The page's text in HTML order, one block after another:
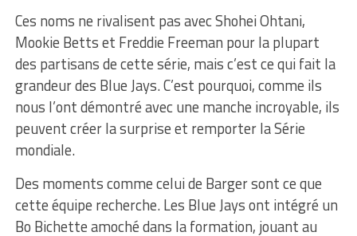
Ces noms ne rivalisent pas avec Shohei Ohtani,
Mookie Betts et Freddie Freeman pour la plupart
des partisans de cette série, mais c’est ce qui fait la
grandeur des Blue Jays. C’est pourquoi, comme ils
nous l’ont démontré avec une manche incroyable, ils
peuvent créer la surprise et remporter la Série
mondiale.
Des moments comme celui de Barger sont ce que
cette équipe recherche. Les Blue Jays ont intégré un
Bo Bichette amoché dans la formation, jouant au